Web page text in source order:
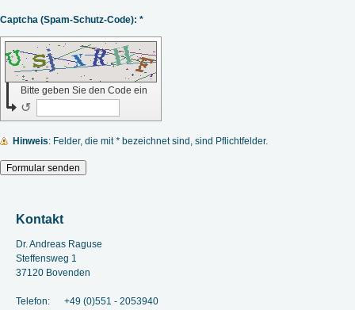
Captcha (Spam-Schutz-Code): *
Bitte geben Sie den Code ein
↺
Hinweis : Felder, die mit* bezeichnet sind, sind Pflichtfelder.
Kontakt
Dr. Andreas Raguse
Steffensweg 1
37120 Bovenden
Telefon: +49 (0)551 - 2053940